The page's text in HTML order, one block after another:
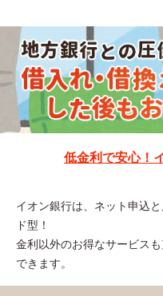
低金利で安心！
イオン銀行は、ネット申込
ド型！
金利以外のお得なサービス
できます。